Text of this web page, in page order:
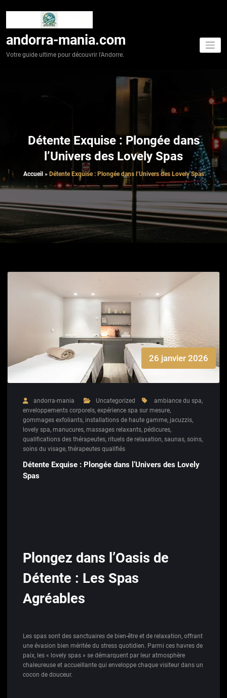
andorra-mania.com
Votre guide ultime pour découvrir l'Andorre.
Détente Exquise : Plongée dans
l’Univers des Lovely Spas
Accueil » Détente Exquise : Plongée dans l’Univers des Lovely Spas
26 janvier 2026
andorra-mania Uncategorized ambiance du spa,
enveloppements corporels, expérience spa sur mesure,
gommages exfoliants, installations de haute gamme, jacuzzis,
lovely spa, manucures, massages relaxants, pédicures,
qualifications des thérapeutes, rituels de relaxation, saunas, soins,
soins du visage, thérapeutes qualifiés
Détente Exquise : Plongée dans l’Univers des Lovely
Spas
Plongez dans l’Oasis de
Détente : Les Spas
Agréables
Les spas sont des sanctuaires de bien-être et de relaxation, offrant
une évasion bien méritée du stress quotidien. Parmi ces havres de
paix, les « lovely spas » se démarquent par leur atmosphère
chaleureuse et accueillante qui enveloppe chaque visiteur dans un
cocon de douceur.